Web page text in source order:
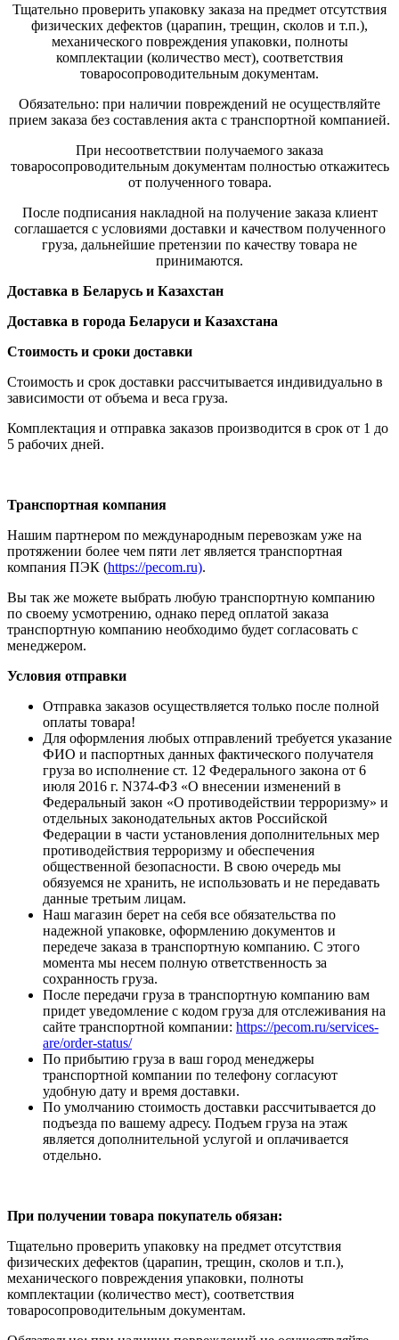
Тщательно проверить упаковку заказа на предмет отсутствия
физических дефектов (царапин, трещин, сколов и т.п.),
механического повреждения упаковки, полноты
комплектации (количество мест), соответствия
товаросопроводительным документам.
Обязательно: при наличии повреждений не осуществляйте
прием заказа без составления акта с транспортной компанией.
При несоответствии получаемого заказа
товаросопроводительным документам полностью откажитесь
от полученного товара.
После подписания накладной на получение заказа клиент
соглашается с условиями доставки и качеством полученного
груза, дальнейшие претензии по качеству товара не
принимаются.
Доставка в Беларусь и Казахстан
Доставка в города Беларуси и Казахстана
Стоимость и сроки доставки
Стоимость и срок доставки рассчитывается индивидуально в
зависимости от объема и веса груза.
Комплектация и отправка заказов производится в срок от 1 до
5 рабочих дней.
Транспортная компания
Нашим партнером по международным перевозкам уже на
протяжении более чем пяти лет является транспортная
компания ПЭК (https://pecom.ru).
Вы так же можете выбрать любую транспортную компанию
по своему усмотрению, однако перед оплатой заказа
транспортную компанию необходимо будет согласовать с
менеджером.
Условия отправки
Отправка заказов осуществляется только после полной
оплаты товара!
Для оформления любых отправлений требуется указание
ФИО и паспортных данных фактического получателя
груза во исполнение ст. 12 Федерального закона от 6
июля 2016 г. N374-ФЗ «О внесении изменений в
Федеральный закон «О противодействии терроризму» и
отдельных законодательных актов Российской
Федерации в части установления дополнительных мер
противодействия терроризму и обеспечения
общественной безопасности. В свою очередь мы
обязуемся не хранить, не использовать и не передавать
данные третьим лицам.
Наш магазин берет на себя все обязательства по
надежной упаковке, оформлению документов и
передече заказа в транспортную компанию. С этого
момента мы несем полную ответственность за
сохранность груза.
После передачи груза в транспортную компанию вам
придет уведомление с кодом груза для отслеживания на
сайте транспортной компании: https://pecom.ru/services-
are/order-status/
По прибытию груза в ваш город менеджеры
транспортной компании по телефону согласуют
удобную дату и время доставки.
По умолчанию стоимость доставки рассчитывается до
подъезда по вашему адресу. Подъем груза на этаж
является дополнительной услугой и оплачивается
отдельно.
При получении товара покупатель обязан:
Тщательно проверить упаковку на предмет отсутствия
физических дефектов (царапин, трещин, сколов и т.п.),
механического повреждения упаковки, полноты
комплектации (количество мест), соответствия
товаросопроводительным документам.